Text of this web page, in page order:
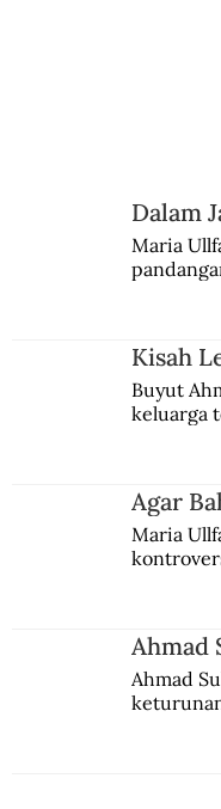
Haji Ghalib
Dalam
Maria
Kisah
Buyut
keluarga
Agar
Maria
Ahmad
Ahmad